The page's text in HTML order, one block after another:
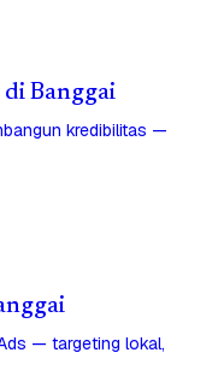
di Banggai
kredibilitas —
— targeting lokal,